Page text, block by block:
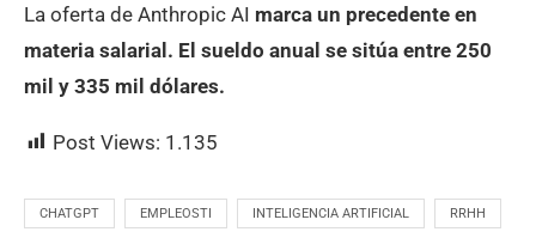
La oferta de Anthropic AI marca un precedente en
materia salarial. El sueldo anual se sitúa entre 250
mil y 335 mil dólares.
Post Views: 1.135
CHATGPT EMPLEOSTI INTELIGENCIA ARTIFICIAL RRHH